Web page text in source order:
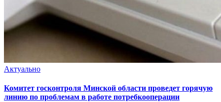
Актуально
Комитет госконтроля Минской области проведет горячую
линию по проблемам в работе потребкооперации